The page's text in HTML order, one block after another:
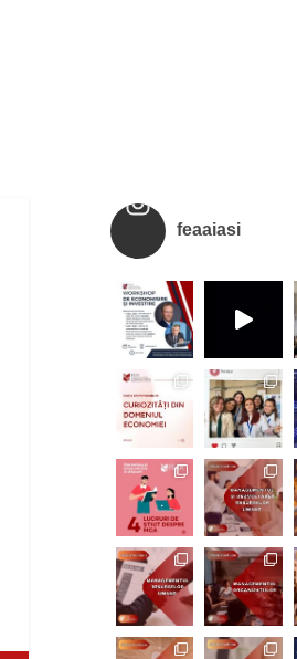
feaaiasi